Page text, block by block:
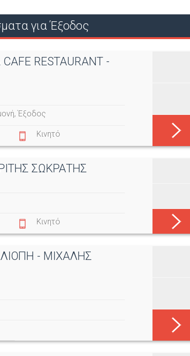
Ο
για Έξοδος
RESTAURANT -
,Έξοδος
Κινητό
ΣΩΚΡΑΤΗΣ
Κινητό
- ΜΙΧΑΛΗΣ